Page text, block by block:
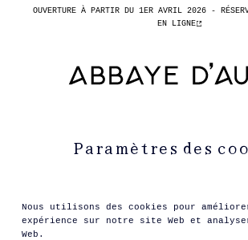
OUVERTURE À PARTIR DU 1ER AVRIL 2026 -
EN LIGNE
Paramètres des
Nous utilisons des cookies pour
expérience sur notre site Web et
Web.